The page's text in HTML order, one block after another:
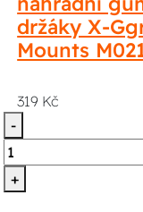
držáky X-
Mounts
319 Kč
-
+